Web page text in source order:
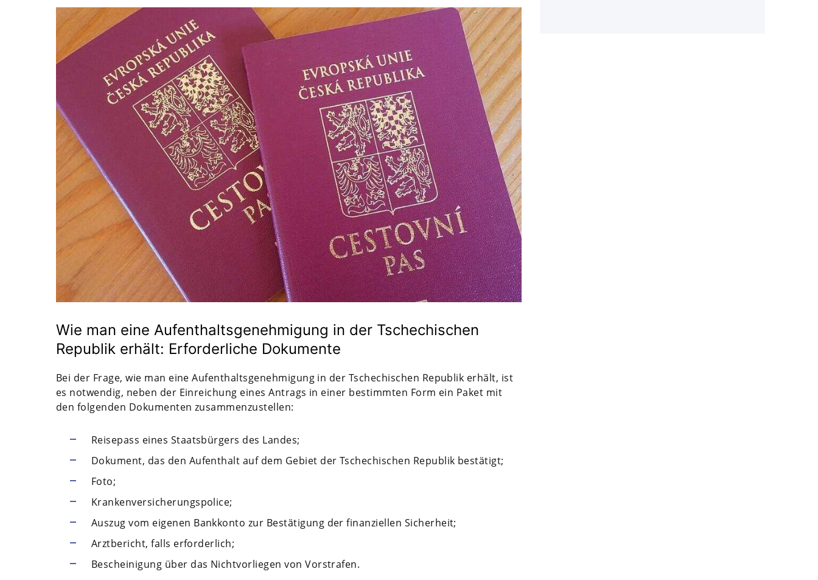
Wie man eine Aufenthaltsgenehmigung in der Tschechischen
Republik erhält: Erforderliche Dokumente
Bei der Frage, wie man eine Aufenthaltsgenehmigung in der Tschechischen Republik erhält, ist
es notwendig, neben der Einreichung eines Antrags in einer bestimmten Form ein Paket mit
den folgenden Dokumenten zusammenzustellen:
Reisepass eines Staatsbürgers des Landes;
Dokument, das den Aufenthalt auf dem Gebiet der Tschechischen Republik bestätigt;
Foto;
Krankenversicherungspolice;
Auszug vom eigenen Bankkonto zur Bestätigung der finanziellen Sicherheit;
Arztbericht, falls erforderlich;
Bescheinigung über das Nichtvorliegen von Vorstrafen.